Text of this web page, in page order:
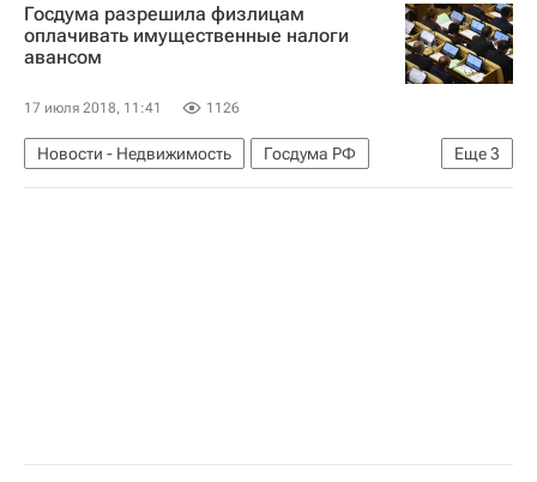
Госдума разрешила физлицам
оплачивать имущественные налоги
авансом
17 июля 2018, 11:41 1126
Еще3
Новости - Недвижимость
Госдума РФ
Законодательство
Налоги Россия